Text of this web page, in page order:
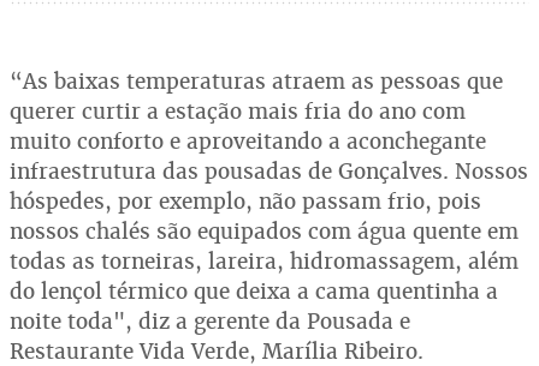
“As baixas temperaturas atraem as pessoas que
querer curtir a estação mais fria do ano com
muito conforto e aproveitando a aconchegante
infraestrutura das pousadas de Gonçalves. Nossos
hóspedes, por exemplo, não passam frio, pois
nossos chalés são equipados com água quente em
todas as torneiras, lareira, hidromassagem, além
do lençol térmico que deixa a cama quentinha a
noite toda", diz a gerente da Pousada e
Restaurante Vida Verde, Marília Ribeiro.